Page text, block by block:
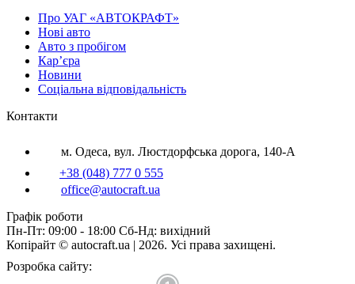
Про УАГ «АВТОКРАФТ»
Нові авто
Авто з пробігом
Кар’єра
Новини
Соціальна відповідальність
Контакти
м. Одеса, вул. Люстдорфська дорога, 140-А
+38 (048) 777 0 555
office@autocraft.ua
Графік роботи
Пн-Пт: 09:00 - 18:00 Сб-Нд: вихідний
Копірайт © autocraft.ua | 2026. Усі права захищені.
Розробка сайту: